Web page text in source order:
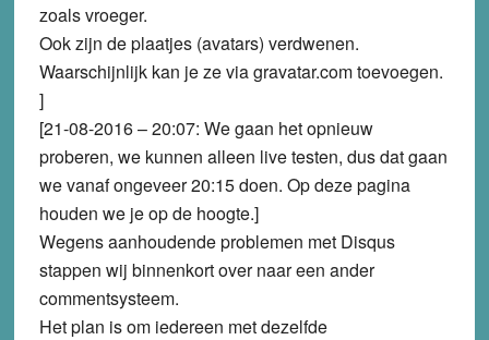
zoals vroeger.
Ook zijn de plaatjes (avatars) verdwenen.
Waarschijnlijk kan je ze via gravatar.com toevoegen.
]
[21-08-2016 – 20:07: We gaan het opnieuw
proberen, we kunnen alleen live testen, dus dat gaan
we vanaf ongeveer 20:15 doen. Op deze pagina
houden we je op de hoogte.]
Wegens aanhoudende problemen met Disqus
stappen wij binnenkort over naar een ander
commentsysteem.
Het plan is om iedereen met dezelfde